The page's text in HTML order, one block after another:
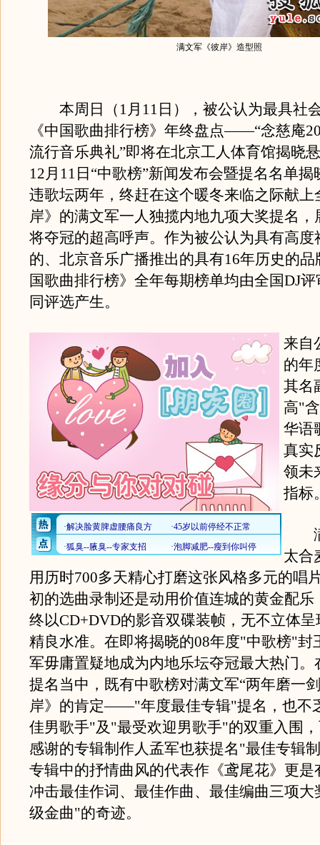
满文军《彼岸》造型照
本周日（1月11日），被公认为最具社
《中国歌曲排行榜》年终盘点——“念慈庵
流行音乐典礼”即将在北京工人体育馆揭晓
12月11日“中歌榜”新闻发布会暨提名名单
违歌坛两年，终赶在这个暖冬来临之际献上
岸》的满文军一人独揽内地九项大奖提名，
将夺冠的超高呼声。作为被公认为具有高度
的、北京音乐广播推出的具有16年历史的
国歌曲排行榜》全年每期榜单均由全国DJ
同评选产生。
来自
的年
其名
高"
华语
真实
领未
指标
满
太合
用历时700多天精心打磨这张风格多元的唱
初的选曲录制还是动用价值连城的黄金配乐
终以CD+DVD的影音双碟装帧，无不立体
精良水准。在即将揭晓的08年度"中歌榜"封
军毋庸置疑地成为内地乐坛夺冠最大热门。
提名当中，既有中歌榜对满文军“两年磨一
岸》的肯定——"年度最佳专辑"提名，也不
佳男歌手"及"最受欢迎男歌手"的双重入围
感谢的专辑制作人孟军也获提名"最佳专辑
专辑中的抒情曲风的代表作《鸢尾花》更是
冲击最佳作词、最佳作曲、最佳编曲三项
级金曲"的奇迹。